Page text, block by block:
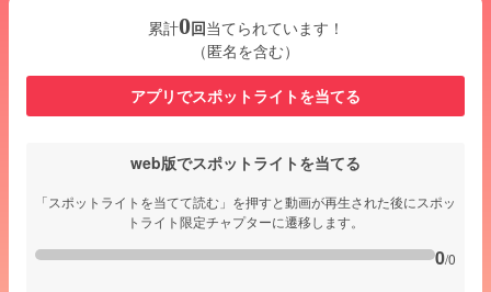
累計0回当てられています！
（匿名を含む）
アプリでスポットライトを当てる
web版でスポットライトを当てる
「スポットライトを当てて読む」を押すと動画が再生された後にスポッ
トライト限定チャプターに遷移します。
0/0